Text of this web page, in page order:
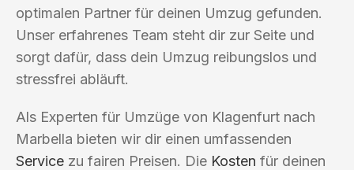
optimalen Partner für deinen Umzug gefunden.
Unser erfahrenes Team steht dir zur Seite und
sorgt dafür, dass dein Umzug reibungslos und
stressfrei abläuft.
Als Experten für Umzüge von Klagenfurt nach
Marbella bieten wir dir einen umfassenden
Service zu fairen Preisen. Die Kosten für deinen